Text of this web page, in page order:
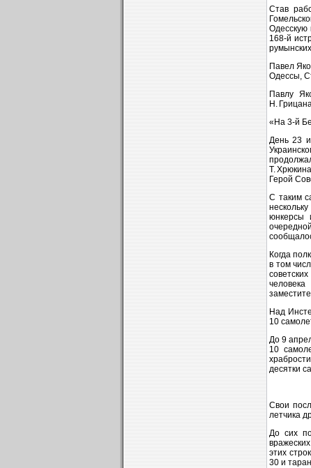
Став
Одесскую
168‑й
Павел
Одессы,
Павлу
Н.
«На 3‑й
День 23
Т.
Герой
С таким
юнкерсы
Когда
в том
Над
10
До 9
10
десятки
Свои
летчика
До сих
этих
30 и